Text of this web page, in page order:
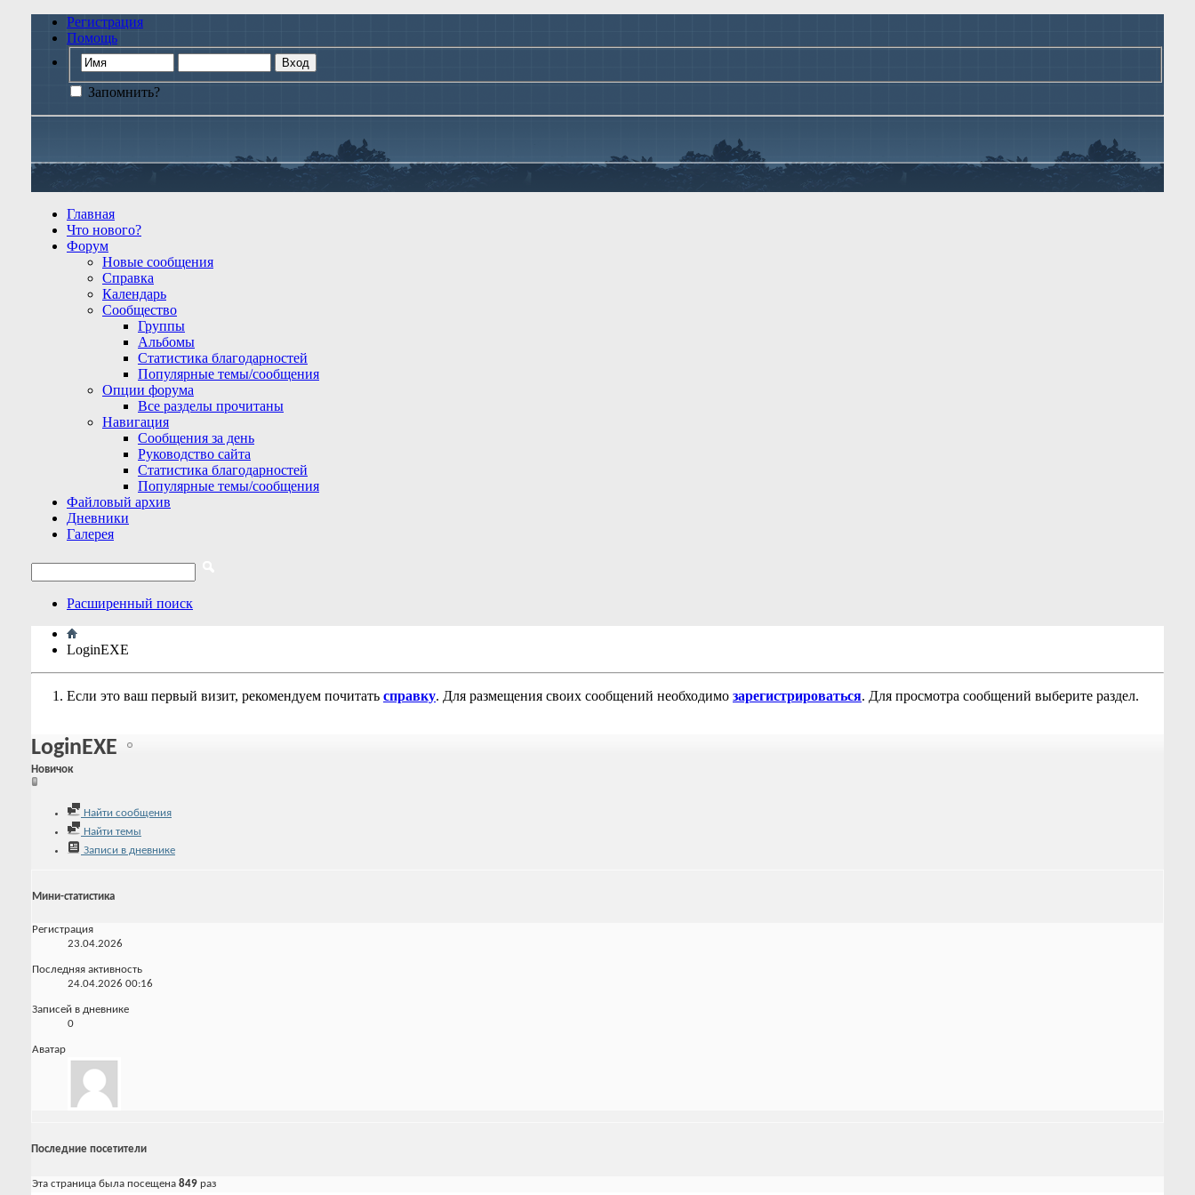
Регистрация
Помощь
Запомнить?
Главная
Что нового?
Форум
Новые сообщения
Справка
Календарь
Сообщество
Группы
Альбомы
Статистика благодарностей
Популярные темы/сообщения
Опции форума
Все разделы прочитаны
Навигация
Сообщения за день
Руководство сайта
Статистика благодарностей
Популярные темы/сообщения
Файловый архив
Дневники
Галерея
Расширенный поиск
LoginEXE
Если это ваш первый визит, рекомендуем почитать справку. Для размещения своих сообщений необходимо зарегистрироваться. Для просмотра сообщений выберите раздел.
LoginEXE
Новичок
Найти сообщения
Найти темы
Записи в дневнике
Мини-статистика
Регистрация
23.04.2026
Последняя активность
24.04.2026 00:16
Записей в дневнике
0
Аватар
Последние посетители
Эта страница была посещена 849 раз